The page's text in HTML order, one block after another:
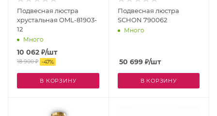
Подвесная люстра
хрустальная OML-81903-
12
Много
10 062 ₽/шт
18 900₽ -47%
В КОРЗИНУ
Подвесная люстра
SCHON 790062
Много
50 699₽/шт
В КОРЗИНУ